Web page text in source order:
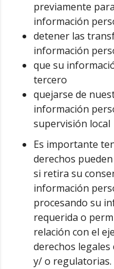
previamente
información
detener las
información
que su
tercero
quejarse de
información
supervisión local
Es importante
derechos
si retira su
información
procesando su
requerida o
relación con el
derechos
y/ o regulatorias.